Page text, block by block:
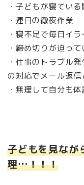
・子どもが寝てい
・連日の徹夜作業
・寝不足で毎日イラ
・締め切りが迫っ
・仕事のトラブル
の対応でメール返
・無理して自分も
子どもを見なが
理…！！！